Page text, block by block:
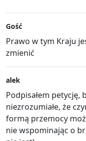
Gość
Prawo w tym Kraju
zmienić
alek
Podpisałem
niezrozumiałe, że
formą przemocy
nie wspominając o